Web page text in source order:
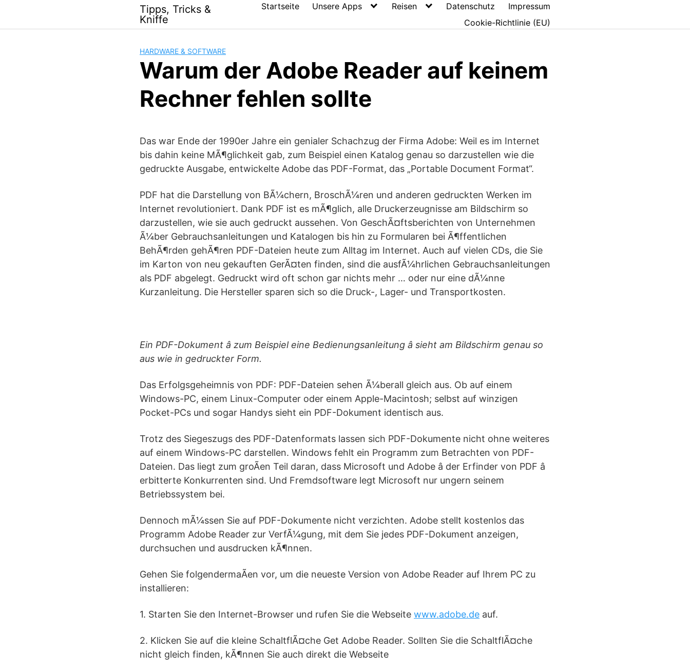
content
Tipps, Tricks &
Kniffe
Startseite Unsere Apps Reisen Datenschutz
Impressum
Cookie-Richtlinie (EU)
HARDWARE & SOFTWARE
Warum der Adobe Reader auf keinem
Rechner fehlen sollte
Das war Ende der 1990er Jahre ein genialer Schachzug der Firma Adobe: Weil es im Internet
bis dahin keine MÃ¶glichkeit gab, zum Beispiel einen Katalog genau so darzustellen wie die
gedruckte Ausgabe, entwickelte Adobe das PDF-Format, das „Portable Document Format“.
PDF hat die Darstellung von BÃ¼chern, BroschÃ¼ren und anderen gedruckten Werken im
Internet revolutioniert. Dank PDF ist es mÃ¶glich, alle Druckerzeugnisse am Bildschirm so
darzustellen, wie sie auch gedruckt aussehen. Von GeschÃ¤ftsberichten von Unternehmen
Ã¼ber Gebrauchsanleitungen und Katalogen bis hin zu Formularen bei Ã¶ffentlichen
BehÃ¶rden gehÃ¶ren PDF-Dateien heute zum Alltag im Internet. Auch auf vielen CDs, die Sie
im Karton von neu gekauften GerÃ¤ten finden, sind die ausfÃ¼hrlichen Gebrauchsanleitungen
als PDF abgelegt. Gedruckt wird oft schon gar nichts mehr … oder nur eine dÃ¼nne
Kurzanleitung. Die Hersteller sparen sich so die Druck-, Lager- und Transportkosten.
Ein PDF-Dokument â zum Beispiel eine Bedienungsanleitung â sieht am Bildschirm genau so
aus wie in gedruckter Form.
Das Erfolgsgeheimnis von PDF: PDF-Dateien sehen Ã¼berall gleich aus. Ob auf einem
Windows-PC, einem Linux-Computer oder einem Apple-Macintosh; selbst auf winzigen
Pocket-PCs und sogar Handys sieht ein PDF-Dokument identisch aus.
Trotz des Siegeszugs des PDF-Datenformats lassen sich PDF-Dokumente nicht ohne weiteres
auf einem Windows-PC darstellen. Windows fehlt ein Programm zum Betrachten von PDF-
Dateien. Das liegt zum groÃen Teil daran, dass Microsoft und Adobe â der Erfinder von PDF â
erbitterte Konkurrenten sind. Und Fremdsoftware legt Microsoft nur ungern seinem
Betriebssystem bei.
Dennoch mÃ¼ssen Sie auf PDF-Dokumente nicht verzichten. Adobe stellt kostenlos das
Programm Adobe Reader zur VerfÃ¼gung, mit dem Sie jedes PDF-Dokument anzeigen,
durchsuchen und ausdrucken kÃ¶nnen.
Gehen Sie folgendermaÃen vor, um die neueste Version von Adobe Reader auf Ihrem PC zu
installieren:
1. Starten Sie den Internet-Browser und rufen Sie die Webseite www.adobe.de auf.
2. Klicken Sie auf die kleine SchaltflÃ¤che Get Adobe Reader. Sollten Sie die SchaltflÃ¤che
nicht gleich finden, kÃ¶nnen Sie auch direkt die Webseite